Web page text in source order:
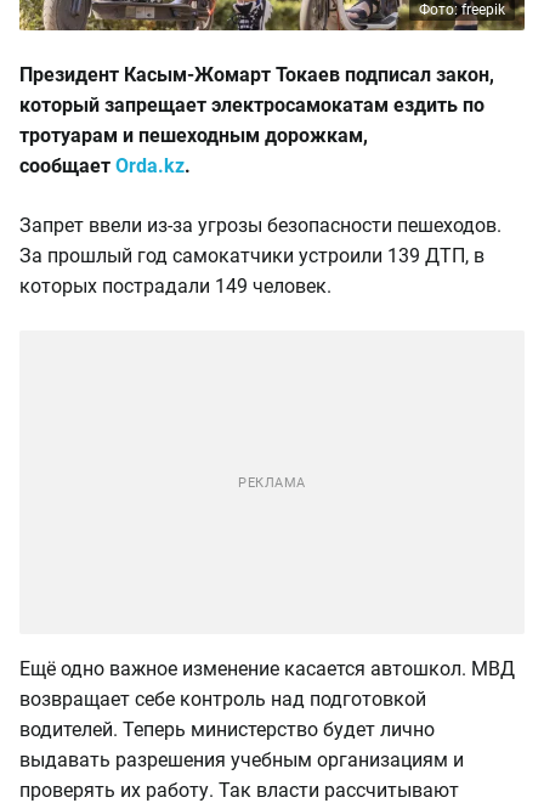
Фото: freepik
Президент Касым-Жомарт Токаев подписал закон,
который запрещает электросамокатам ездить по
тротуарам и пешеходным дорожкам,
сообщает Orda.kz.
Запрет ввели из-за угрозы безопасности пешеходов.
За прошлый год самокатчики устроили 139 ДТП, в
которых пострадали 149 человек.
Ещё одно важное изменение касается автошкол. МВД
возвращает себе контроль над подготовкой
водителей. Теперь министерство будет лично
выдавать разрешения учебным организациям и
проверять их работу. Так власти рассчитывают